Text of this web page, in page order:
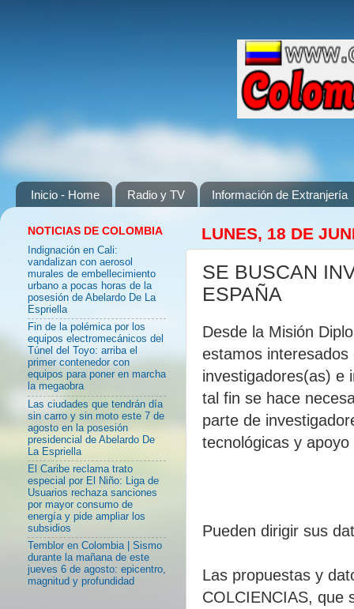
Inicio - Home Radio y TV Información de Extranjería
LUNES, 18 DE
SE BUSCAN
ESPAÑA
Desde la Misión
estamos
investigadores(as) e
tal fin se hace
parte de
tecnológicas y
Pueden dirigir sus
Las propuestas y
COLCIENCIAS, que
NOTICIAS DE COLOMBIA
Indignación en Cali:
vandalizan con aerosol
murales de embellecimiento
urbano a pocas horas de la
posesión de Abelardo De La
Espriella
Fin de la polémica por los
equipos electromecánicos del
Túnel del Toyo: arriba el
primer contenedor con
equipos para poner en marcha
la megaobra
Las ciudades que tendrán día
sin carro y sin moto este 7 de
agosto en la posesión
presidencial de Abelardo De
La Espriella
El Caribe reclama trato
especial por El Niño: Liga de
Usuarios rechaza sanciones
por mayor consumo de
energía y pide ampliar los
subsidios
Temblor en Colombia | Sismo
durante la mañana de este
jueves 6 de agosto: epicentro,
magnitud y profundidad